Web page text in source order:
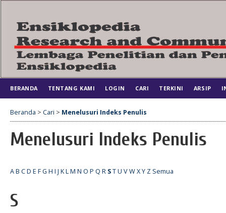
BERANDA TENTANG KAMI LOGIN CARI TERKINI ARSIP
Beranda > Cari > Menelusuri Indeks Penulis
Menelusuri Indeks Penulis
AB CD E FG H I J KLM N O P Q R STU VWXY Z Semua
S